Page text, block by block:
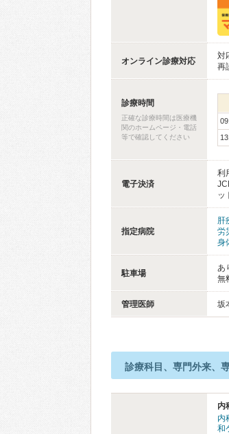
オンライン診療対応
対
再
診療時間
正確な診療時間は医療機
関のホームページ・電話
等で確認してください
電子決済
利
ッ
指定病院
肝
労
身
駐車場
あ
無
管理医師 坂
診療科目、専門外来、
内
内
和